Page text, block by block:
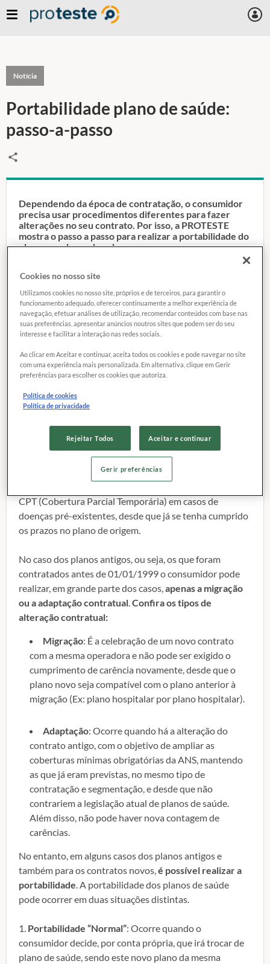
Notícia
Portabilidade plano de saúde:
passo-a-passo
Dependendo da época de contratação, o consumidor
precisa usar procedimentos diferentes para fazer
alterações no seu contrato. Por isso, a PROTESTE
mostra o passo a passo para realizar a portabilidade do
plano sem dores de cabeça.
12 fevereiro 2014
A portabilidade é apossibilidade de contratar um plano
de saúde, individual, familiar ou coletivo por adesão
dentro da mesma operadora ou em outras diferentes.
Neste caso o consumidor fica dispensado da
CPT (Cobertura Parcial Temporária) em casos de
doenças pré-existentes, desde que já se tenha cumprido
os prazos no plano de origem.
No caso dos planos antigos, ou seja, os que foram
contratados antes de 01/01/1999 o consumidor pode
realizar, em grande parte dos casos,apenas a migração
ou a adaptação contratual.Confira os tipos de
alteração contratual:
Migração: É a celebração de um novo contrato
com a mesma operadora e não pode ser exigido o
cumprimento de carência novamente, desde que o
plano novo seja compatível com o plano anterior à
migração (Ex: plano hospitalar por plano hospitalar).
Adaptação: Ocorre quando há a alteração do
contrato antigo, com o objetivo de ampliar as
coberturas mínimas obrigatórias da ANS, mantendo
as que já eram previstas, no mesmo tipo de
contratação e segmentação, e desde que não
contrariem a legislação atual de planos de saúde.
Além disso, não pode haver nova contagem de
carências.
No entanto, em alguns casos dos planos antigos e
também para os contratos novos,é possível realizar a
portabilidade. A portabilidade dos planos de saúde
pode ocorrer em duas situações distintas.
1. Portabilidade “Normal”: Ocorre quando o
consumidor decide, por conta própria, que irá trocar de
plano de saúde, sendo este novo plano da mesma
Cookies no nosso site
Utilizamos cookies no nosso site, próprios e de terceiros, para garantir o
funcionamento adequado, oferecer continuamente a melhor experiência de
navegação, efetuar análises de utilização, recomendar conteúdos com base nas
suas preferências, apresentar anúncios noutros sites que podem ser do seu
interesse e facilitar a interação nas redes sociais.
Ao clicar em Aceitar e continuar, aceita todos os cookies e pode navegar no site
com uma experiência mais personalizada. Em alternativa, clique em Gerir
preferências para escolher os cookies que autoriza.
Política de cookies
Política de privacidade
Rejeitar Todos Aceitar e continuar
Gerir preferências